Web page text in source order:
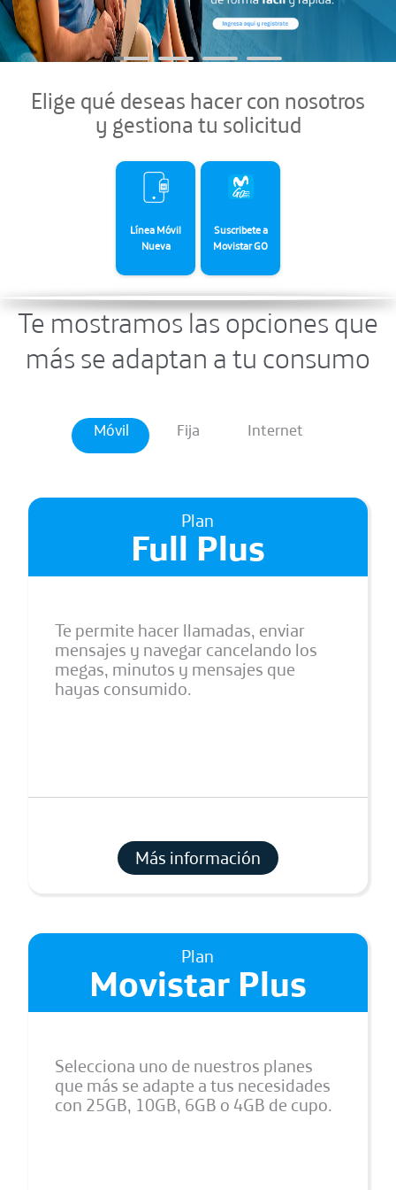
Elige qué deseas hacer con nosotros
y gestiona tu solicitud
Línea Móvil
Nueva
Suscribete a
Movistar GO
Te mostramos las opciones que
más se adaptan a tu consumo
Móvil Fija Internet
Plan
Full Plus
Te permite hacer llamadas, enviar
mensajes y navegar cancelando los
megas, minutos y mensajes que
hayas consumido.
Más información
Plan
Movistar Plus
Selecciona uno de nuestros planes
que más se adapte a tus necesidades
con 25GB, 10GB, 6GB o 4GB de cupo.